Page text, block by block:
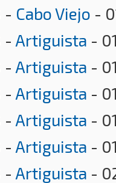
- Cabo Viejo -
- Artiguista -
- Artiguista -
- Artiguista -
- Artiguista -
- Artiguista -
- Artiguista -